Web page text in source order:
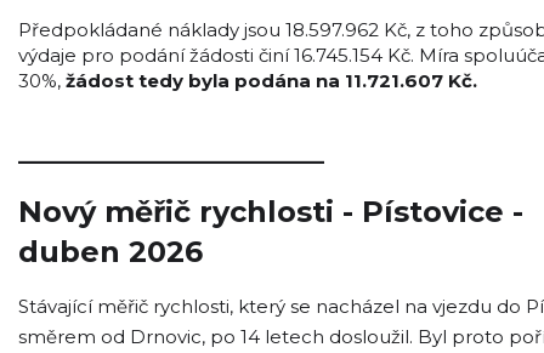
Předpokládané náklady jsou 18.597.962 Kč, z toho
výdaje pro podání žádosti činí 16.745.154 Kč. Míra
30%, žádost tedy byla podána na 11.721.607 Kč.
Nový měřič rychlosti - Pístovice -
duben 2026
Stávající měřič rychlosti, který se nacházel na vjezdu do
směrem od Drnovic, po 14 letech dosloužil. Byl proto